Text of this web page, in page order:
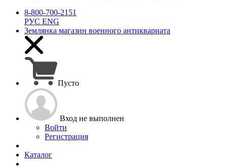
8-800-700-2151
РУС ENG
Землянка магазин военного антиквариата
Пусто
Вход не выполнен
Войти
Регистрация
Каталог